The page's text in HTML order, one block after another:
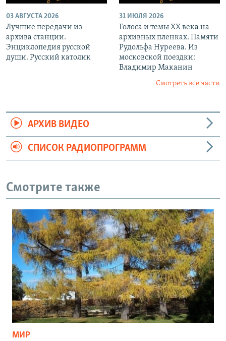
03 АВГУСТА 2026
Лучшие передачи из
архива станции.
Энциклопедия русской
души. Русский католик
31 ИЮЛЯ 2026
Голоса и темы XX века на
архивных пленках. Памяти
Рудольфа Нуреева. Из
московской поездки:
Владимир Маканин
Смотреть все части
АРХИВ ВИДЕО
СПИСОК РАДИОПРОГРАММ
Смотрите также
МИР